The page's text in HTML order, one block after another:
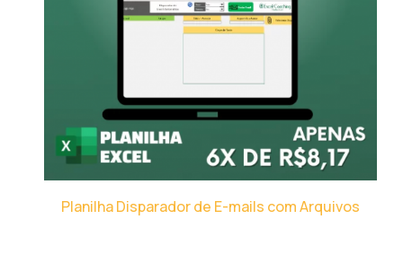
Planilha Disparador de E-mails com Arquivos